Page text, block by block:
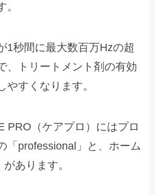
。
1秒間に最大数百万Hzの超
、トリートメント剤の有効
やすくなります。
PRO（ケアプロ）にはプロ
「professional」と、ホーム
あります。